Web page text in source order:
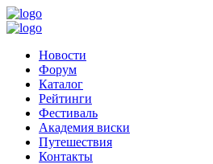
Новости
Форум
Каталог
Рейтинги
Фестиваль
Академия виски
Путешествия
Контакты